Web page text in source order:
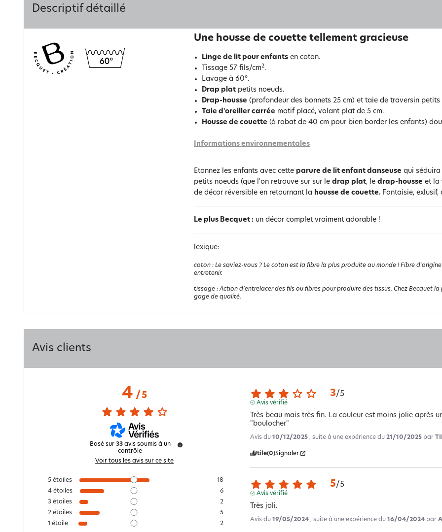
Descriptif détaillé
Une housse de couette tellement gracieuse
Linge de lit pour enfants en coton.
Tissage 57 fils/cm2.
Lavage à 60°.
Drap plat petits noeuds.
Drap-housse (profondeur des bonnets 25 cm) et taie de traversin petits
Taie d'oreiller carrée motif placé, volant plat de 5 cm.
Housse de couette (à rabat de 40 cm pour bien border les enfants)
Informations environnementales
Etonnez les enfants avec cette parure de lit enfant danseuse qui séduira
petits noeuds (que l'on retrouve sur sur le drap plat, le drap-housse et la
de décor réversible en retournant la housse de couette. Fantaisie,
Le plus Becquet : un décor complet vraiment adorable !
lexique:
coton : Le saviez-vous ? Le coton est la fibre la plus produite au monde ! Fibre
entretenir.
tissage :Action d'entrelacer des fils ou fibres pour produire des tissus. Chez Becquet
gage de qualité.
Avis clients
4/ 5
Basé sur 33 avis soumis à un
contrôle
Voir tous les avis sur ce site
5 étoiles
18
4 étoiles
6
3 étoiles
2
2 étoiles
5
1 étoile 2
3/5
Avis vérifié
Très beau mais très fin. La couleur est moins jolie après
"boulocher"
Avis du10/12/2025 , suite à une expérience du21/10/2025 par
Utile(0)Signaler
5/5
Avis vérifié
Très joli.
Avis du19/05/2024 , suite à une expérience du16/04/2024 par